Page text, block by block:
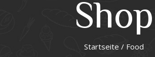
Shop
Startseite / Food